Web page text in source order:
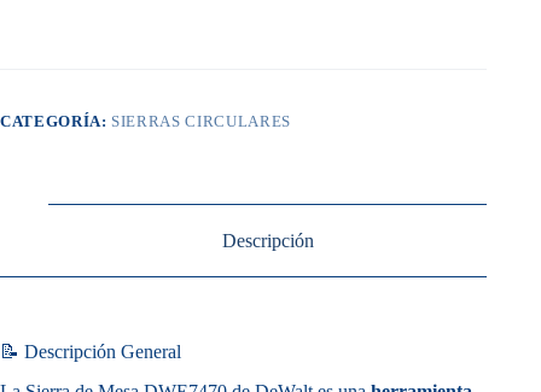
CATEGORÍA: SIERRAS CIRCULARES
Descripción
📝 Descripción General